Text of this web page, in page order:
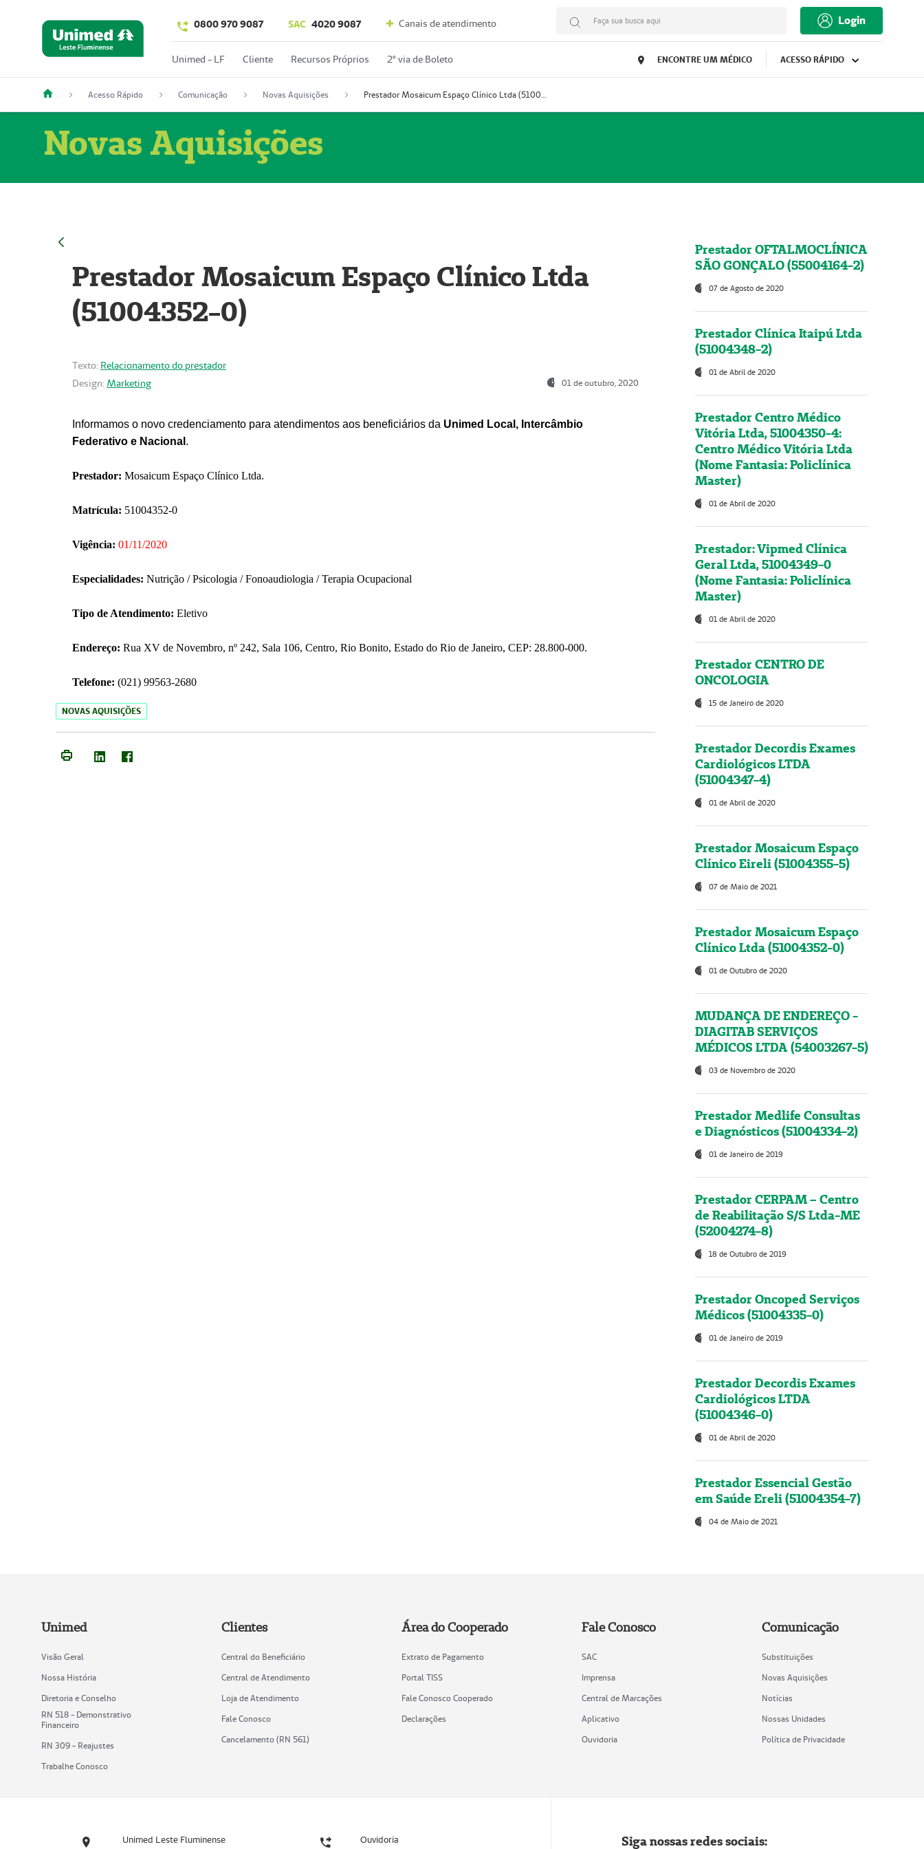
0800 970 9087 SAC 4020 9087 Canais de atendimento Faça sua busca aqui Login
Unimed - LF Cliente Recursos Próprios 2º via de Boleto ENCONTRE UM MÉDICO ACESSO RÁPIDO
Acesso Rápido Comunicação Novas Aquisições Prestador Mosaicum Espaço Clínico Ltda (51004352-0)
Novas Aquisições
Prestador Mosaicum Espaço Clínico Ltda
(51004352-0)
Texto: Relacionamento do prestador
Design: Marketing 01 de outubro, 2020
Informamos o novo credenciamento para atendimentos aos beneficiários da Unimed Local, Intercâmbio
Federativo e Nacional .
Prestador: Mosaicum Espaço Clínico Ltda.
Matrícula: 51004352-0
Vigência: 01/11/2020
Especialidades: Nutrição / Psicologia / Fonoaudiologia / Terapia Ocupacional
Tipo de Atendimento: Eletivo
Endereço: Rua XV de Novembro, nº 242, Sala 106, Centro, Rio Bonito, Estado do Rio de Janeiro, CEP: 28.800-000.
Telefone: (021) 99563-2680
NOVAS AQUISIÇÕES
Prestador OFTALMOCLÍNICA
SÃO GONÇALO (55004164-2)
07 de Agosto de 2020
Prestador Clínica Itaipú Ltda
(51004348-2)
01 de Abril de 2020
Prestador Centro Médico
Vitória Ltda, 51004350-4:
Centro Médico Vitória Ltda
(Nome Fantasia: Policlínica
Master)
01 de Abril de 2020
Prestador: Vipmed Clínica
Geral Ltda, 51004349-0
(Nome Fantasia: Policlínica
Master)
01 de Abril de 2020
Prestador CENTRO DE
ONCOLOGIA
15 de Janeiro de 2020
Prestador Decordis Exames
Cardiológicos LTDA
(51004347-4)
01 de Abril de 2020
Prestador Mosaicum Espaço
Clínico Eireli (51004355-5)
07 de Maio de 2021
Prestador Mosaicum Espaço
Clínico Ltda (51004352-0)
01 de Outubro de 2020
MUDANÇA DE ENDEREÇO -
DIAGITAB SERVIÇOS
MÉDICOS LTDA (54003267-5)
03 de Novembro de 2020
Prestador Medlife Consultas
e Diagnósticos (51004334-2)
01 de Janeiro de 2019
Prestador CERPAM – Centro
de Reabilitação S/S Ltda-ME
(52004274-8)
18 de Outubro de 2019
Prestador Oncoped Serviços
Médicos (51004335-0)
01 de Janeiro de 2019
Prestador Decordis Exames
Cardiológicos LTDA
(51004346-0)
01 de Abril de 2020
Prestador Essencial Gestão
em Saúde Ereli (51004354-7)
04 de Maio de 2021
Unimed
Visão Geral
Nossa História
Diretoria e Conselho
RN 518 - Demonstrativo
Financeiro
RN 309 - Reajustes
Trabalhe Conosco
Clientes
Central do Beneficiário
Central de Atendimento
Loja de Atendimento
Fale Conosco
Cancelamento (RN 561)
Área do Cooperado
Extrato de Pagamento
Portal TISS
Fale Conosco Cooperado
Declarações
Fale Conosco
SAC
Imprensa
Central de Marcações
Aplicativo
Ouvidoria
Comunicação
Substituições
Novas Aquisições
Notícias
Nossas Unidades
Política de Privacidade
Unimed Leste Fluminense Ouvidoria Siga nossas redes sociais: